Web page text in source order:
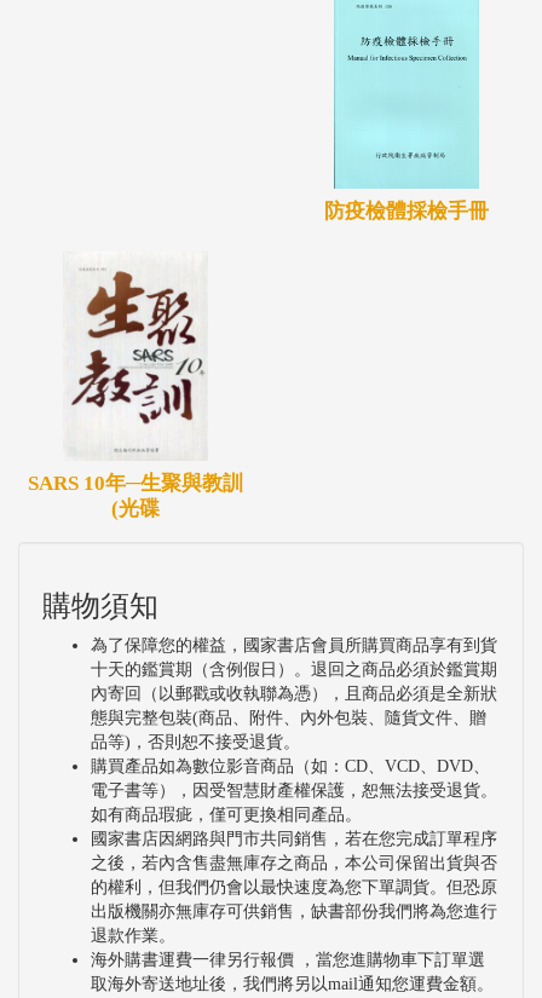
防疫檢體採檢手冊
SARS 10年─生聚與教訓
(光碟
購物須知
為了保障您的權益，國家書店會員所購買商品享有到貨
十天的鑑賞期（含例假日）。退回之商品必須於鑑賞期
內寄回（以郵戳或收執聯為憑），且商品必須是全新狀
態與完整包裝(商品、附件、內外包裝、隨貨文件、贈
品等)，否則恕不接受退貨。
購買產品如為數位影音商品（如：CD、VCD、DVD、
電子書等），因受智慧財產權保護，恕無法接受退貨。
如有商品瑕疵，僅可更換相同產品。
國家書店因網路與門市共同銷售，若在您完成訂單程序
之後，若內含售盡無庫存之商品，本公司保留出貨與否
的權利，但我們仍會以最快速度為您下單調貨。但恐原
出版機關亦無庫存可供銷售，缺書部份我們將為您進行
退款作業。
海外購書運費一律另行報價 ，當您進購物車下訂單選
取海外寄送地址後，我們將另以mail通知您運費金額。